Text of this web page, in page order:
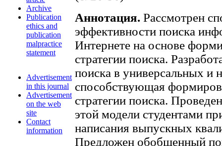
Archive
Publication
ethics and
publication
malpractice
statement
Advertisement
in this journal
Advertisement
on the web
site
Contact
information
Аннотация. Рассмотрен
эффективности поиска
Интернете на основе
стратегии поиска.
поиска в универсальных и
способствующая
стратегии поиска.
этой модели студентами
написания выпускных
Предложен обобщенный